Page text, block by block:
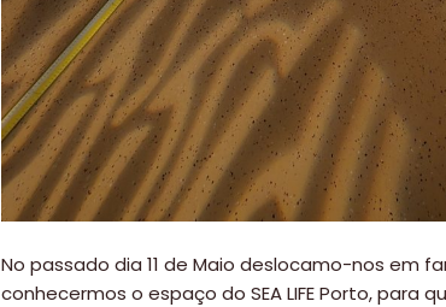
No passado dia 11 de Maio deslocamo-nos em
conhecermos o espaço do SEA LIFE Porto, para